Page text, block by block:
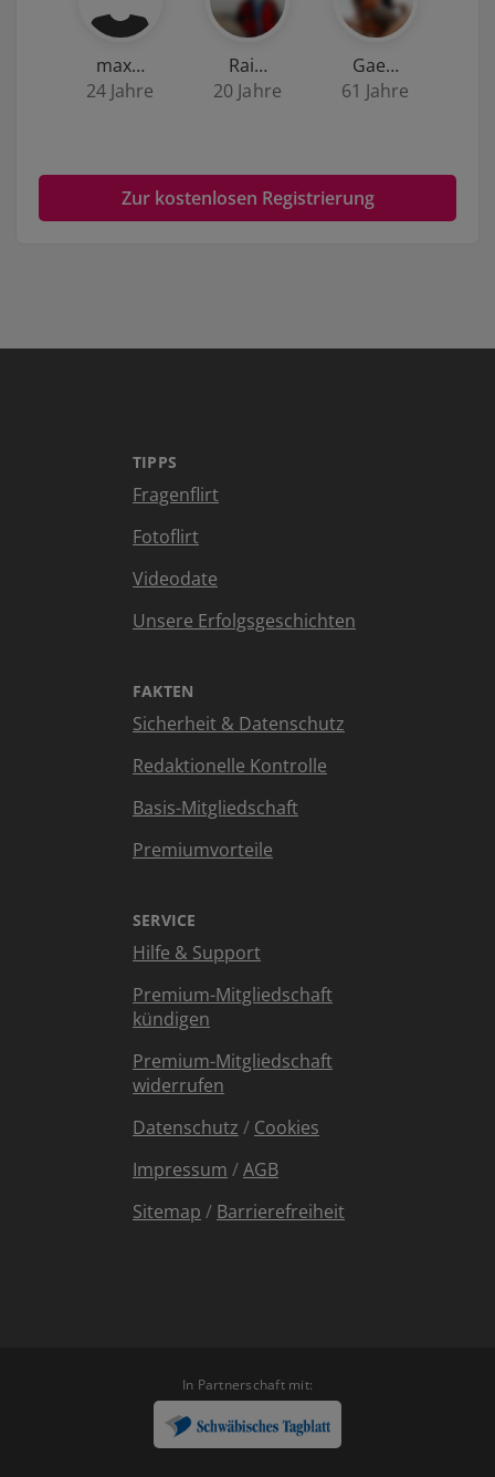
max…
24 Jahre
Rai…
20 Jahre
Gae…
61 Jahre
Zur kostenlosen Registrierung
TIPPS
Fragenflirt
Fotoflirt
Videodate
Unsere Erfolgsgeschichten
FAKTEN
Sicherheit & Datenschutz
Redaktionelle Kontrolle
Basis-Mitgliedschaft
Premiumvorteile
SERVICE
Hilfe & Support
Premium-Mitgliedschaft
kündigen
Premium-Mitgliedschaft
widerrufen
Datenschutz / Cookies
Impressum /AGB
Sitemap / Barrierefreiheit
In Partnerschaft mit: